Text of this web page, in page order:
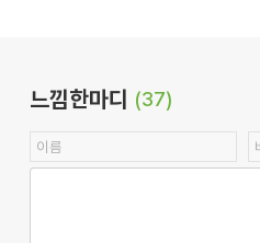
느낌한마디 (37)